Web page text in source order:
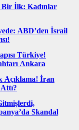
Bir İlk: Kadınlar
ABD’den İsrail
Türkiye!
Ankara
Açıklama! İran
Skandal